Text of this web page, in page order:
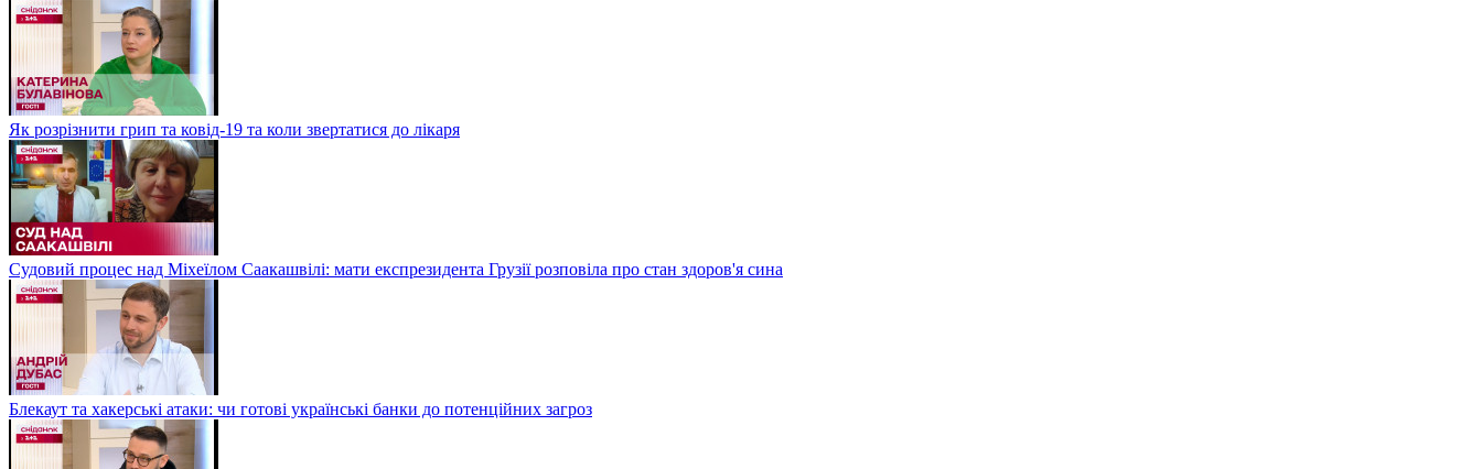
Як розрізнити грип та ковід-19 та коли звертатися до лікаря
Судовий процес над Міхеїлом Саакашвілі: мати експрезидента Грузії розповіла про стан здоров'я сина
Блекаут та хакерські атаки: чи готові українські банки до потенційних загроз